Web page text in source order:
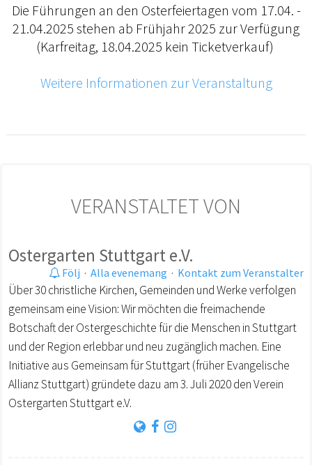
Die Führungen an den Osterfeiertagen vom 17.04. -
21.04.2025 stehen ab Frühjahr 2025 zur Verfügung
(Karfreitag, 18.04.2025 kein Ticketverkauf)
Weitere Informationen zur Veranstaltung
VERANSTALTET VON
Ostergarten Stuttgart e.V.
Följ · Alla evenemang · Kontakt zum Veranstalter
Über 30 christliche Kirchen, Gemeinden und Werke verfolgen
gemeinsam eine Vision: Wir möchten die freimachende
Botschaft der Ostergeschichte für die Menschen in Stuttgart
und der Region erlebbar und neu zugänglich machen. Eine
Initiative aus Gemeinsam für Stuttgart (früher Evangelische
Allianz Stuttgart) gründete dazu am 3. Juli 2020 den Verein
Ostergarten Stuttgart e.V.